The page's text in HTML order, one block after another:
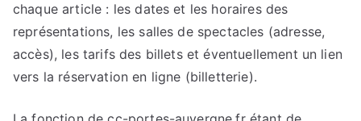
chaque article : les dates et les horaires des
représentations, les salles de spectacles (adresse,
accès), les tarifs des billets et éventuellement un lien
vers la réservation en ligne (billetterie).